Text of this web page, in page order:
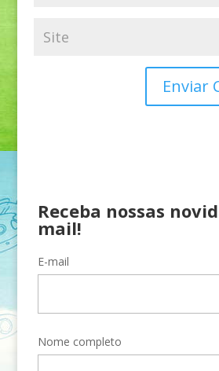
Receba nossas
mail!
E-mail
Nome completo